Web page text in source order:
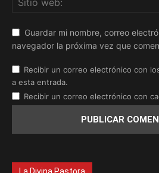
Guardar mi nombre, correo
navegador la próxima vez que
Recibir un correo electrónico con
a esta entrada.
Recibir un correo electrónico con